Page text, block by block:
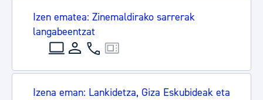
Izen ematea: Zinemaldirako sarrerak
langabeentzat
Izena eman: Lankidetza, Giza Eskubideak eta